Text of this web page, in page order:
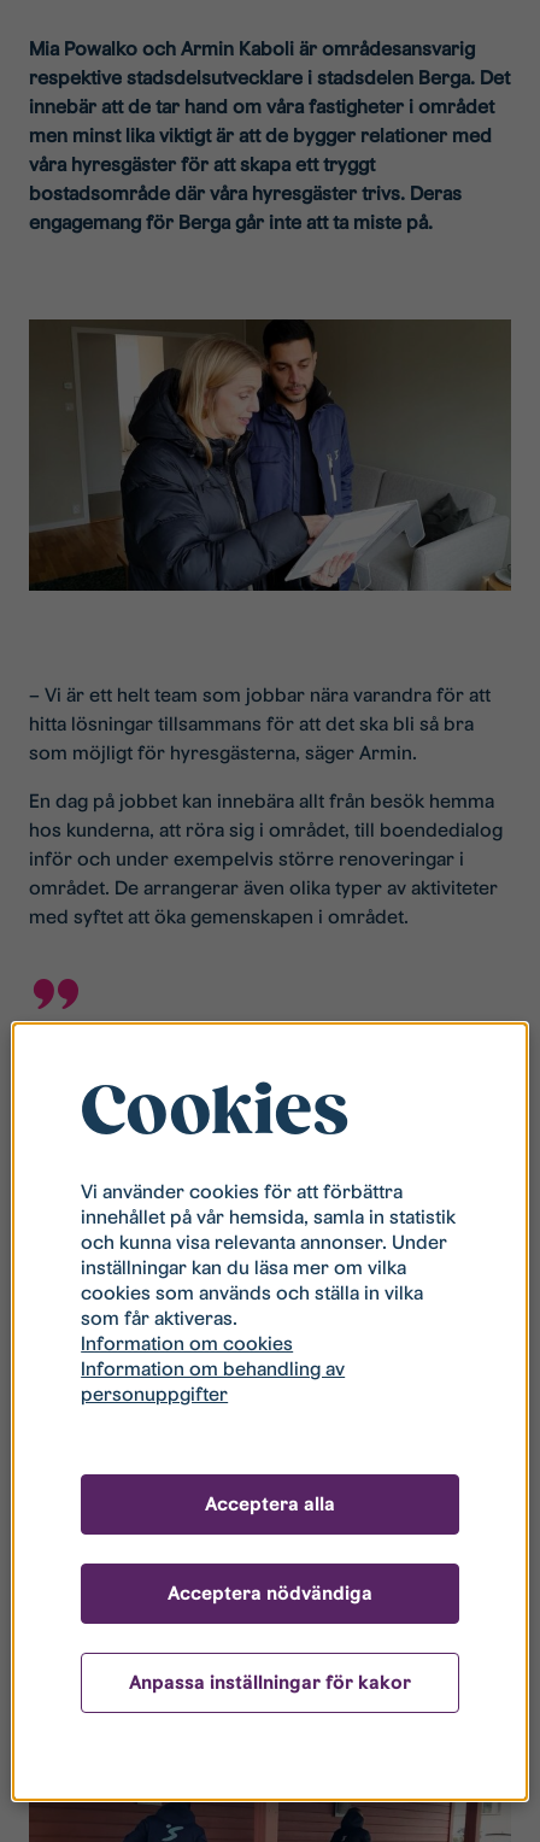
Mia Powalko och Armin Kaboli är områdesansvarig
respektive stadsdelsutvecklare i stadsdelen Berga. Det
innebär att de tar hand om våra fastigheter i området
men minst lika viktigt är att de bygger relationer med
våra hyresgäster för att skapa ett tryggt
bostadsområde där våra hyresgäster trivs. Deras
engagemang för Berga går inte att ta miste på.
– Vi är ett helt team som jobbar nära varandra för att
hitta lösningar tillsammans för att det ska bli så bra
som möjligt för hyresgästerna, säger Armin.
En dag på jobbet kan innebära allt från besök hemma
hos kunderna, att röra sig i området, till boendedialog
inför och under exempelvis större renoveringar i
området. De arrangerar även olika typer av aktiviteter
med syftet att öka gemenskapen i området.
det är roligt att gå till jobbet
Mötet med människor, få med sig människor, dialog
med de boende. Vi jobbar mycket med
beteendeförändringar. Bygga relationer.
Cookies
Vi använder cookies för att förbättra
innehållet på vår hemsida, samla in statistik
och kunna visa relevanta annonser. Under
inställningar kan du läsa mer om vilka
cookies som används och ställa in vilka
som får aktiveras.
Information om cookies
Information om behandling av
personuppgifter
Anpassa inställningar för kakor
Acceptera nödvändiga
Acceptera alla